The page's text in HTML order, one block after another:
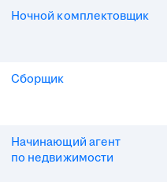
Ночной комплектовщик
Сборщик
Начинающий агент
по недвижимости